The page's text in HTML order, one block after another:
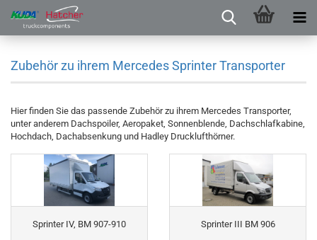
Zubehör zu ihrem Mercedes Sprinter Transporter
Hier finden Sie das passende Zubehör zu ihrem Mercedes Transporter,
unter anderem Dachspoiler, Aeropaket, Sonnenblende, Dachschlafkabine,
Hochdach, Dachabsenkung und Hadley Drucklufthörner.
Sprinter IV, BM 907-910 Sprinter III BM 906